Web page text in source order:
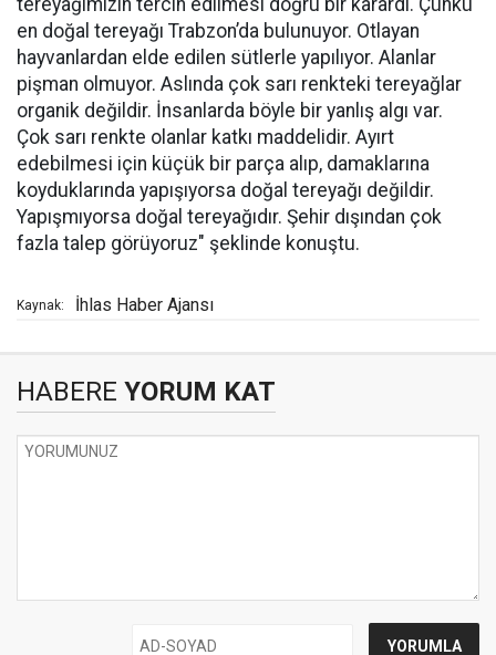
tereyağımızın tercih edilmesi doğru bir karardı. Çünkü
en doğal tereyağı Trabzon’da bulunuyor. Otlayan
hayvanlardan elde edilen sütlerle yapılıyor. Alanlar
pişman olmuyor. Aslında çok sarı renkteki tereyağlar
organik değildir. İnsanlarda böyle bir yanlış algı var.
Çok sarı renkte olanlar katkı maddelidir. Ayırt
edebilmesi için küçük bir parça alıp, damaklarına
koyduklarında yapışıyorsa doğal tereyağı değildir.
Yapışmıyorsa doğal tereyağıdır. Şehir dışından çok
fazla talep görüyoruz" şeklinde konuştu.
Kaynak: İhlas Haber Ajansı
HABERE YORUM KAT